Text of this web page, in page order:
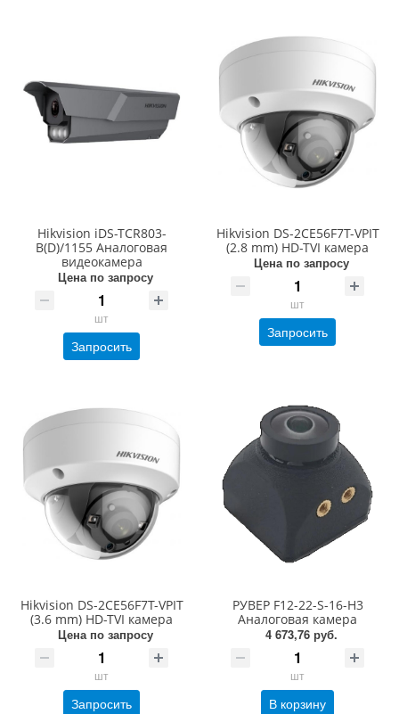
Hikvision iDS-TCR803-
B(D)/1155 Аналоговая
видеокамера
Цена по запросу
шт
Запросить
Hikvision DS-2CE56F7T-VPIT
(2.8 mm) HD-TVI камера
Цена по запросу
шт
Запросить
Hikvision DS-2CE56F7T-VPIT
(3.6 mm) HD-TVI камера
Цена по запросу
шт
Запросить
РУВЕР F12-22-S-16-H3
Аналоговая камера
4 673,76 руб.
шт
В корзину